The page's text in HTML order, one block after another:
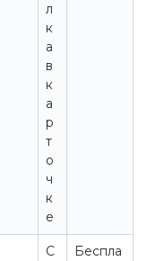
л
к
а
в
к
а
р
т
о
ч
к
е
С
Беспла